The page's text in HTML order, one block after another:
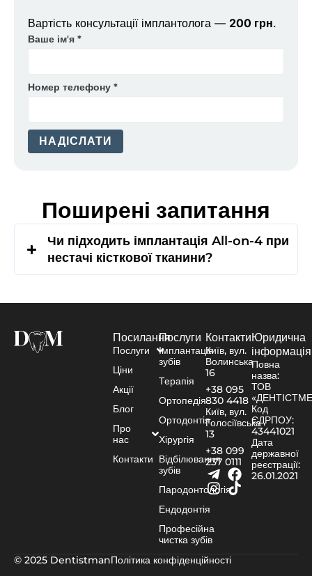
Вартість консультації імплантолога — 200 грн.
Ваше ім'я *
Номер телефону *
НАДІСЛАТИ
Поширені запитання
Чи підходить імплантація All-on-4 при
нестачі кісткової тканини?
Посилання
Послуги
Ціни
Акції
Блог
Про
нас
Контакти
Послуги
Імплантація
зубів
Терапія
Ортопедія
Ортодонтія
Хірургія
Відбілювання
зубів
Пародонтологія
Ендодонтія
Професійна
чистка зубів
Контакти
Київ, вул.
Волинська
16
+38 095
830 4418
Київ, вул.
Голосіївська
13
+38 099
237 0111
Юридична
інформація
Повна
назва:
ТОВ
Код
ЄДРПОУ:
43441021
Дата
державної
реєстрації:
26.01.2021
© 2025 DentistmanПолітика конфіденційності